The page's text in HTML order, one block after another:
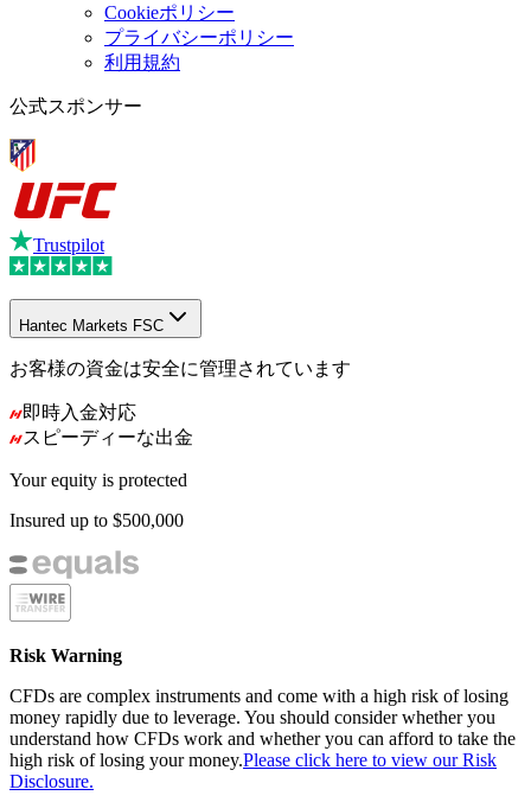
Cookieポリシー
プライバシーポリシー
利用規約
公式スポンサー
Trustpilot
Hantec Markets FSC
お客様の資金は安全に管理されています
即時入金対応
スピーディーな出金
Your equity is protected
Insured up to $500,000
Risk Warning
CFDs are complex instruments and come with a high risk of losing
money rapidly due to leverage. You should consider whether you
understand how CFDs work and whether you can afford to take the
high risk of losing your money.Please click here to view our Risk
Disclosure.